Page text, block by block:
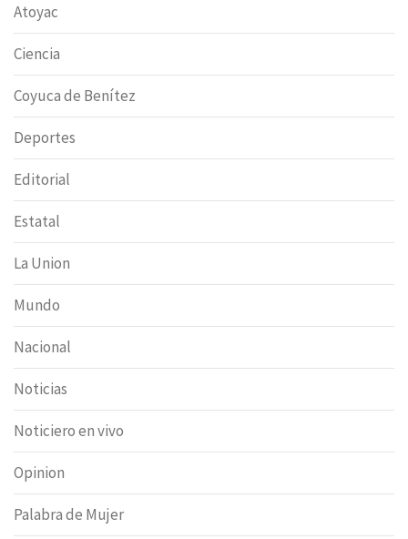
Atoyac
Ciencia
Coyuca de Benítez
Deportes
Editorial
Estatal
La Union
Mundo
Nacional
Noticias
Noticiero en vivo
Opinion
Palabra de Mujer